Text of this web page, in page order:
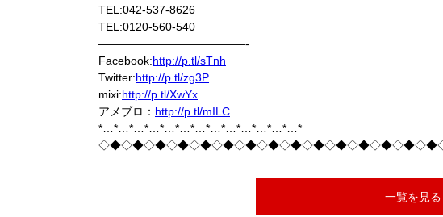
TEL:042-537-8626
TEL:0120-560-540
—————————————-
Facebook:http://p.tl/sTnh
Twitter:http://p.tl/zg3P
mixi:http://p.tl/XwYx
アメブロ： http://p.tl/mILC
*…*…*…*…*…*…*…*…*…*…*…*…*…*
一覧を見る